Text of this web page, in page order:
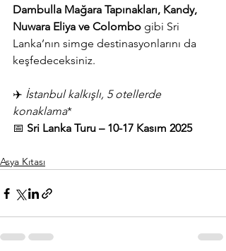
Dambulla Mağara Tapınakları, Kandy,
Nuwara Eliya ve Colombo gibi Sri
Lanka’nın simge destinasyonlarını da
keşfedeceksiniz.
✈️ İstanbul kalkışlı, 5 otellerde
konaklama*
📅 Sri Lanka Turu – 10-17 Kasım 2025
Asya Kıtası